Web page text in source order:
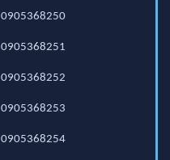
0905368250
0905368251
0905368252
0905368253
0905368254